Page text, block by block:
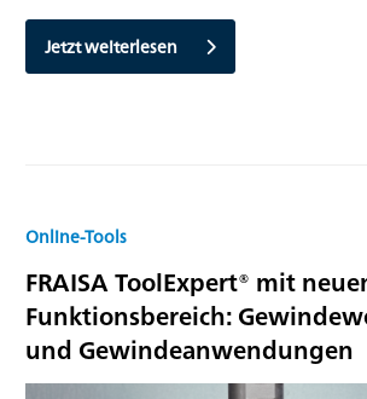
Jetzt weiterlesen
Online-Tools
FRAISA ToolExpert® mit
Funktionsbereich:
und Gewindeanwendungen